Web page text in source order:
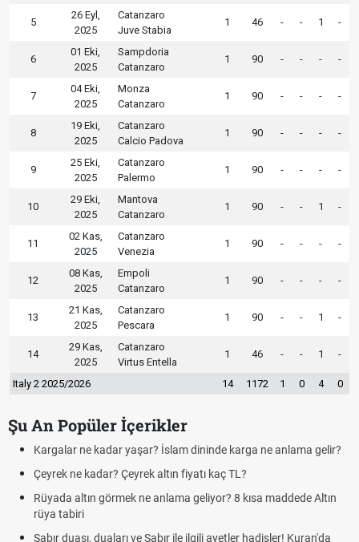
5
26 Eyl,
2025
Catanzaro
Juve Stabia
1 46 - - 1 -
6
01 Eki,
2025
Sampdoria
Catanzaro
1 90 - - - -
7
04 Eki,
2025
Monza
Catanzaro
1 90 - - - -
8
19 Eki,
2025
Catanzaro
Calcio Padova
1 90 - - - -
9
25 Eki,
2025
Catanzaro
Palermo
1 90 - - - -
10
29 Eki,
2025
Mantova
Catanzaro
1 90 - - 1 -
11
02 Kas,
2025
Catanzaro
Venezia
1 90 - - - -
12
08 Kas,
2025
Empoli
Catanzaro
1 90 - - - -
13
21 Kas,
2025
Catanzaro
Pescara
1 90 - - 1 -
14
29 Kas,
2025
Catanzaro
Virtus Entella
1 46 - - 1 -
Italy 2 2025/2026 14 1172 1 0 4 0
Şu An Popüler İçerikler
ne kadar yaşar? İslam dininde karga ne anlama gelir?
ne kadar? Çeyrek altın fiyatı kaç TL?
altın görmek ne anlama geliyor? 8 kısa maddede Altın
tabiri
duası, duaları ve Sabır ile ilgili ayetler hadisler! Kuran'da